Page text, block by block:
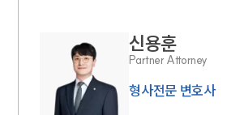
신용훈
Partner Attorney
형사전문 변호사